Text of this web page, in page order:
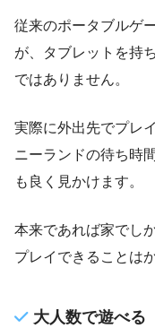
従来のポータブルゲ
が、タブレットを持
ではありません。
実際に外出先でプレ
ニーランドの待ち時
も良く見かけます。
本来であれば家でし
プレイできることは
大人数で遊べる